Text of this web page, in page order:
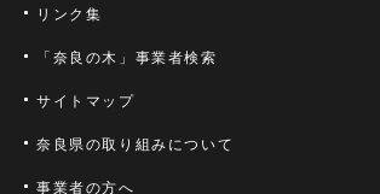
リンク集
「奈良の木」事業者検索
サイトマップ
奈良県の取り組みについて
事業者の方へ